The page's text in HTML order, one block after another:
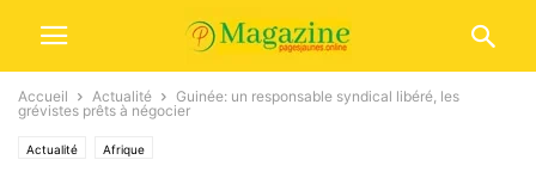
Accueil Actualité
Guinée: un responsable syndical libéré, les
grévistes prêts à négocier
Actualité Afrique